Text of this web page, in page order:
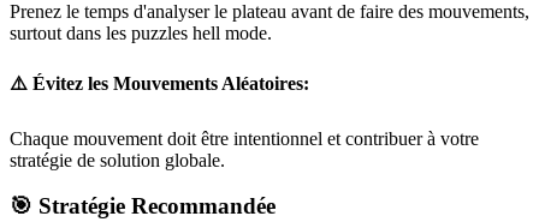
Prenez le temps d'analyser le plateau avant de faire des mouvements,
surtout dans les puzzles hell mode.
⚠️ Évitez les Mouvements Aléatoires:
Chaque mouvement doit être intentionnel et contribuer à votre
stratégie de solution globale.
🎯 Stratégie Recommandée